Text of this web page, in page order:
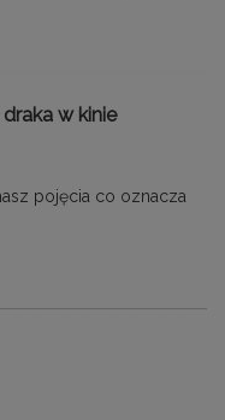
w kinie
pojęcia co oznacza